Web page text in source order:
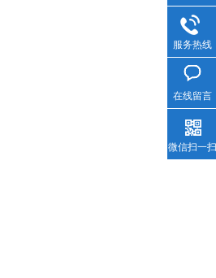
服务热线
在线留言
微信扫一扫